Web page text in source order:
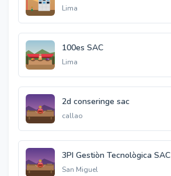
Lima
100es SAC
Lima
2d conseringe sac
callao
3PI Gestiòn Tecnològica SAC
San Miguel